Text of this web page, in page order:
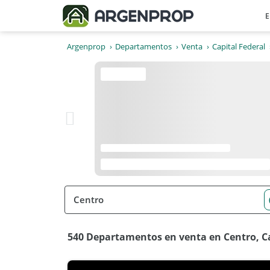
Argenprop Departamentos Venta Capital Federal
540 Departamentos en venta en Centro,